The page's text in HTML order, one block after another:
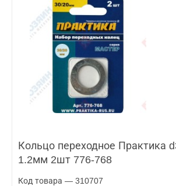
Кольцо переходное Практика
1.2мм 2шт 776-768
Код товара — 310707